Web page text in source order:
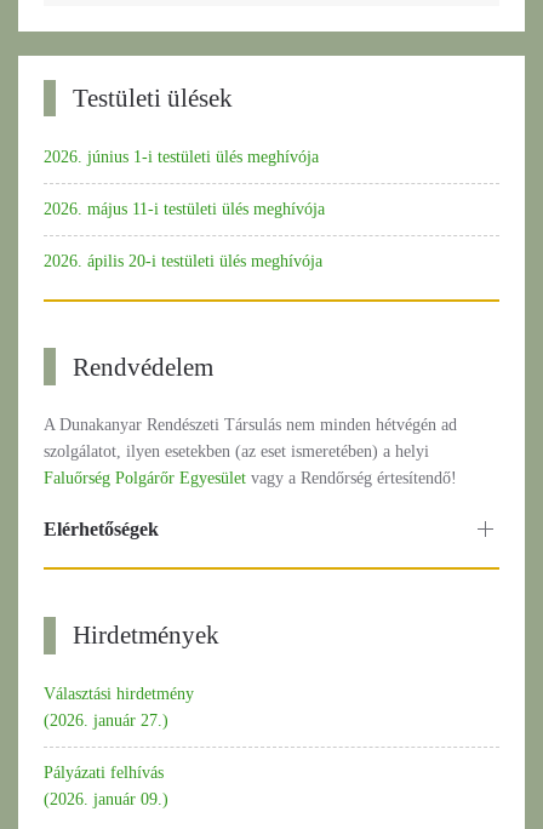
Testületi ülések
2026. június 1-i testületi ülés meghívója
2026. május 11-i testületi ülés meghívója
2026. ápilis 20-i testületi ülés meghívója
Rendvédelem
A Dunakanyar Rendészeti Társulás nem minden hétvégén ad
szolgálatot, ilyen esetekben (az eset ismeretében) a helyi
Faluőrség Polgárőr Egyesület vagy a Rendőrség értesítendő!
Elérhetőségek
Hirdetmények
Választási hirdetmény
(2026. január 27.)
Pályázati felhívás
(2026. január 09.)